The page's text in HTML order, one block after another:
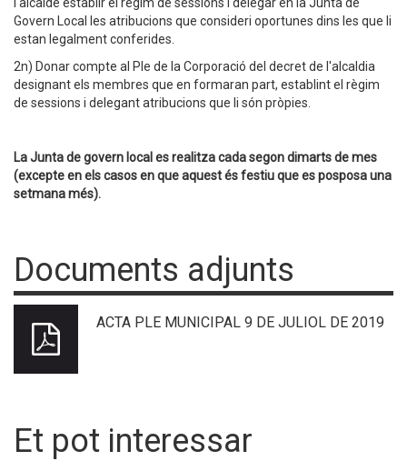
Govern Local les atribucions que consideri oportunes dins les que li
estan legalment conferides.
2n) Donar compte al Ple de la Corporació del decret de l'alcaldia
designant els membres que en formaran part, establint el règim
de sessions i delegant atribucions que li són pròpies.
La Junta de govern local es realitza cada segon dimarts de mes
(excepte en els casos en que aquest és festiu que es posposa una
setmana més).
Documents adjunts
ACTA PLE MUNICIPAL 9 DE JULIOL DE 2019
Et pot interessar